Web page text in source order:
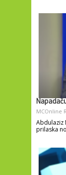
MCOnline
Abdulaziz
prilaska